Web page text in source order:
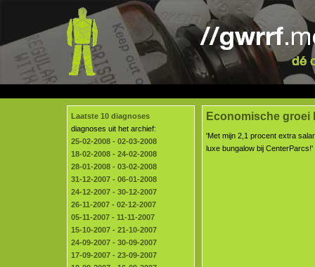
Laatste 10 diagnoses
diagnoses uit het archief:
25-02-2008 - 02-03-2008
18-02-2008 - 24-02-2008
28-01-2008 - 03-02-2008
31-12-2007 - 06-01-2008
24-12-2007 - 30-12-2007
26-11-2007 - 02-12-2007
05-11-2007 - 11-11-2007
15-10-2007 - 21-10-2007
24-09-2007 - 30-09-2007
17-09-2007 - 23-09-2007
Economische groei
'Met mijn 2,1 procent extra
luxe bungalow bij CenterParcs!'